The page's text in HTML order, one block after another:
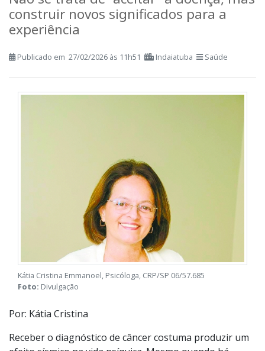
Não se trata de “aceitar” a doença, mas
construir novos significados para a
experiência
Publicado em 27/02/2026 às 11h51 Indaiatuba Saúde
Foto: Divulgação
Por: Kátia Cristina